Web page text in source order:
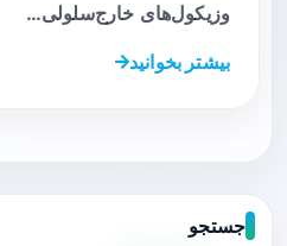
وزیکول‌های خارج‌سلولی…
بیشتر بخوانید
جستجو